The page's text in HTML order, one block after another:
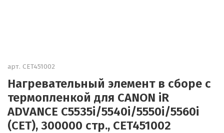
арт. CET451002
Нагревательный элемент в сборе с
термопленкой для CANON iR
ADVANCE C5535i/5540i/5550i/5560i
(CET), 300000 стр., CET451002